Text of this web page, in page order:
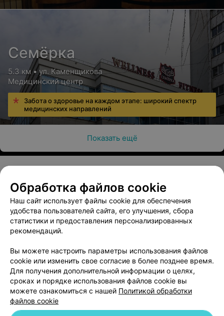
Семёрка
5.3 км • ул. Каменщикова
Медицинский центр
Забота о здоровье на каждом этапе: широкий спектр
медицинских направлений
Показать ещё
О проекте Новости проекта
Размещение рекламы
Медицинский маркетинг
Публичный договор
Пользовательское соглашение
Способы оплаты
Написать в поддержку
Персональные настройки cookie
Обработка персональных данных
Обработка файлов cookie
Наш сайт использует файлы cookie для обеспечения
удобства пользователей сайта, его улучшения, сбора
статистики и предоставления персонализированных
рекомендаций.
Вы можете настроить параметры использования файлов
cookie или изменить свое согласие в более позднее время.
Для получения дополнительной информации о целях,
сроках и порядке использования файлов cookie вы
можете ознакомиться с нашей Политикой обработки
файлов cookie